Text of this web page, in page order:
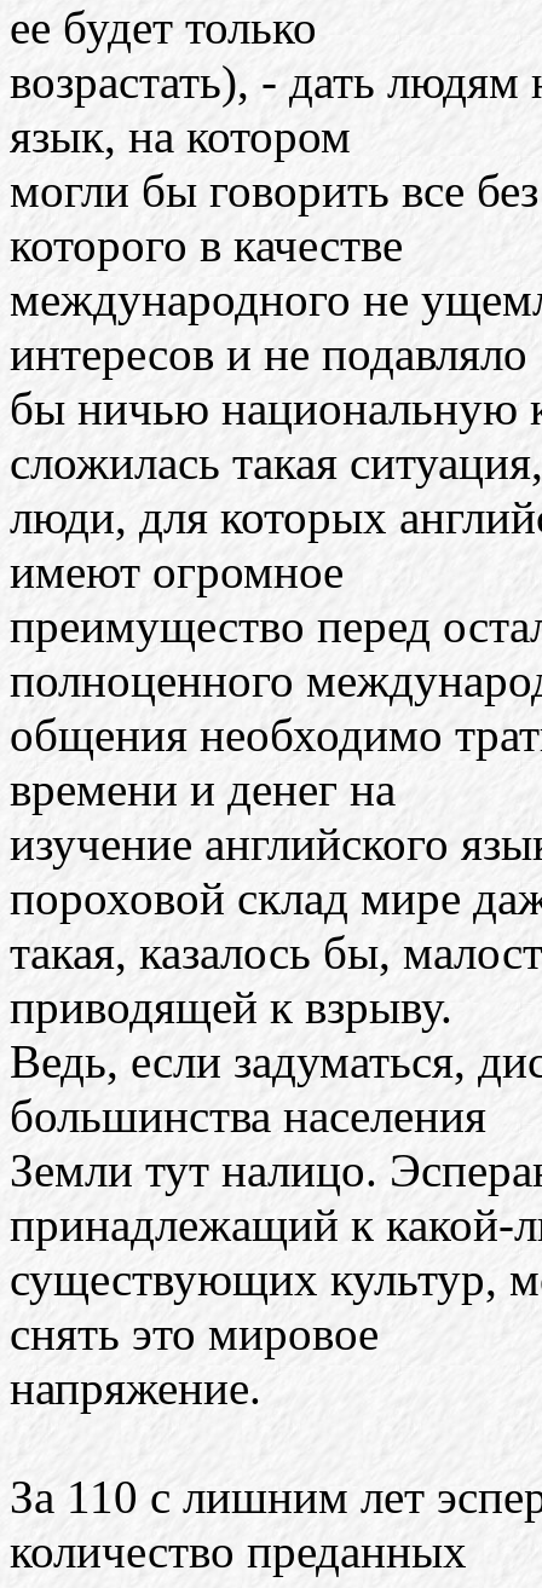
ее будет только
возрастать), - дать
язык, на котором
могли бы говорить все
которого в качестве
международного не
интересов и не подавляло
бы ничью национальную
сложилась такая
люди, для которых
имеют огромное
преимущество перед
полноценного
общения необходимо
времени и денег на
изучение английского
пороховой склад мире
такая, казалось бы,
приводящей к взрыву.
Ведь, если задуматься,
большинства населения
Земли тут налицо.
принадлежащий к какой-
существующих культур,
снять это мировое
напряжение.
За 110 с лишним лет
количество преданных